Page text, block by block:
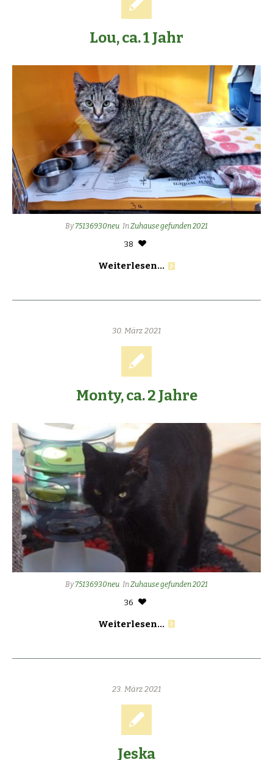
Lou, ca. 1 Jahr
By75136930neu InZuhause gefunden 2021
38
Weiterlesen...
30. März 2021
Monty, ca. 2 Jahre
By75136930neu InZuhause gefunden 2021
36
Weiterlesen...
23. März 2021
Jeska